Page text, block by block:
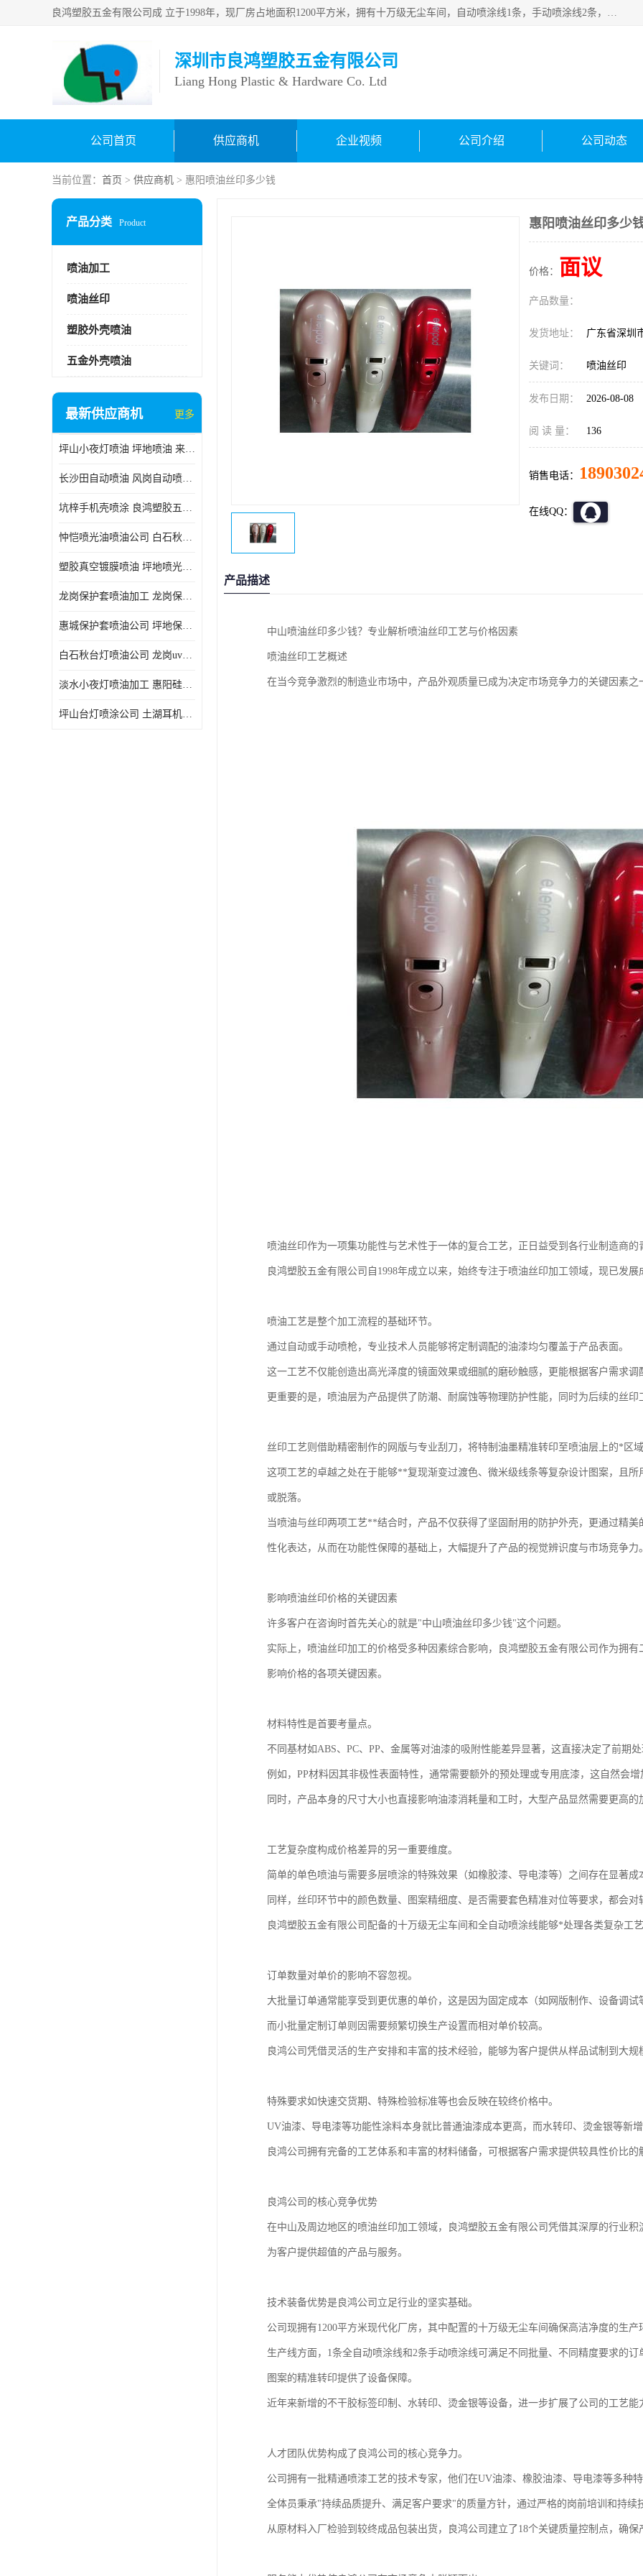
良鸿塑胶五金有限公司成 立于1998年，现厂房占地面积1200平方米，拥有十万级无尘车间，自动喷涂线1条，手动喷涂线2条，丝印移印滚印烫印拉线1条，本公司自建厂以来一直 以“顾客、品质、服务三个第一”为原则，从来货到处理、喷漆、烘烤、品检、包装等每一道工序都严格把持质量关，竭诚为广大朋友、客户服务。现如今已深得广 大客户信赖。
深圳市良鸿塑胶五金有限公司
Liang Hong Plastic & Hardware Co. Ltd
公司首页 供应商机 企业视频 公司介绍 公司动态
当前位置： 首页 > 供应商机 > 惠阳喷油丝印多少钱
产品分类 Product
喷油加工
喷油丝印
塑胶外壳喷油
五金外壳喷油
最新供应商机 更多
坪山小夜灯喷油 坪地喷油 来样订做
长沙田自动喷油 风岗自动喷涂 良鸿塑胶五金
坑梓手机壳喷涂 良鸿塑胶五金 坪地小夜灯喷涂公司
忡恺喷光油喷油公司 白石秋蓝牙喷涂
塑胶真空镀膜喷油 坪地喷光油喷油
龙岗保护套喷油加工 龙岗保护套喷油
惠城保护套喷油公司 坪地保护套喷油 良鸿塑胶五金
白石秋台灯喷油公司 龙岗uv喷油 良鸿塑胶五金
淡水小夜灯喷油加工 惠阳硅胶喷油 良鸿塑胶五金
坪山台灯喷涂公司 土湖耳机喷涂 加工定制
惠阳喷油丝印多少
价格： 面议
产品数量：
发货地址： 广东省深圳
关键词： 喷油丝印
发布日期： 2026-08-08
阅 读 量： 136
销售电话：
在线QQ：
产品描述
中山喷油丝印多少钱？专业解析喷油丝印工艺与价格因素
喷油丝印工艺概述
在当今竞争激烈的制造业市场中，产品外观质量已成为决定市场竞争力的关键因素之
喷油丝印作为一项集功能性与艺术性于一体的复合工艺，正日益受到各行业制造商的
良鸿塑胶五金有限公司自1998年成立以来，始终专注于喷油丝印加工领域，现已发
喷油工艺是整个加工流程的基础环节。
通过自动或手动喷枪，专业技术人员能够将定制调配的油漆均匀覆盖于产品表面。
这一工艺不仅能创造出高光泽度的镜面效果或细腻的磨砂触感，更能根据客户需求
更重要的是，喷油层为产品提供了防潮、耐腐蚀等物理防护性能，同时为后续的丝
丝印工艺则借助精密制作的网版与专业刮刀，将特制油墨精准转印至喷油层上的*区
这项工艺的卓越之处在于能够**复现渐变过渡色、微米级线条等复杂设计图案，且
或脱落。
当喷油与丝印两项工艺**结合时，产品不仅获得了坚固耐用的防护外壳，更通过精
性化表达，从而在功能性保障的基础上，大幅提升了产品的视觉辨识度与市场竞争力
影响喷油丝印价格的关键因素
许多客户在咨询时首先关心的就是"中山喷油丝印多少钱"这个问题。
实际上，喷油丝印加工的价格受多种因素综合影响，良鸿塑胶五金有限公司作为拥
影响价格的各项关键因素。
材料特性是首要考量点。
不同基材如ABS、PC、PP、金属等对油漆的吸附性能差异显著，这直接决定了前期
例如，PP材料因其非极性表面特性，通常需要额外的预处理或专用底漆，这自然会
同时，产品本身的尺寸大小也直接影响油漆消耗量和工时，大型产品显然需要更高的
工艺复杂度构成价格差异的另一重要维度。
简单的单色喷油与需要多层喷涂的特殊效果（如橡胶漆、导电漆等）之间存在显著成
同样，丝印环节中的颜色数量、图案精细度、是否需要套色精准对位等要求，都会
良鸿塑胶五金有限公司配备的十万级无尘车间和全自动喷涂线能够*处理各类复杂工
订单数量对单价的影响不容忽视。
大批量订单通常能享受到更优惠的单价，这是因为固定成本（如网版制作、设备调
而小批量定制订单则因需要频繁切换生产设置而相对单价较高。
良鸿公司凭借灵活的生产安排和丰富的技术经验，能够为客户提供从样品试制到大
特殊要求如快速交货期、特殊检验标准等也会反映在较终价格中。
UV油漆、导电漆等功能性涂料本身就比普通油漆成本更高，而水转印、烫金银等新
良鸿公司拥有完备的工艺体系和丰富的材料储备，可根据客户需求提供较具性价比的
良鸿公司的核心竞争优势
在中山及周边地区的喷油丝印加工领域，良鸿塑胶五金有限公司凭借其深厚的行业
为客户提供超值的产品与服务。
技术装备优势是良鸿公司立足行业的坚实基础。
公司现拥有1200平方米现代化厂房，其中配置的十万级无尘车间确保高洁净度的生
生产线方面，1条全自动喷涂线和2条手动喷涂线可满足不同批量、不同精度要求的
图案的精准转印提供了设备保障。
近年来新增的不干胶标签印制、水转印、烫金银等设备，进一步扩展了公司的工艺能
人才团队优势构成了良鸿公司的核心竞争力。
公司拥有一批精通喷漆工艺的技术专家，他们在UV油漆、橡胶油漆、导电漆等多种
全体员秉承"持续品质提升、满足客户要求"的质量方针，通过严格的岗前培训和持续
从原材料入厂检验到较终成品包装出货，良鸿公司建立了18个关键质量控制点，确